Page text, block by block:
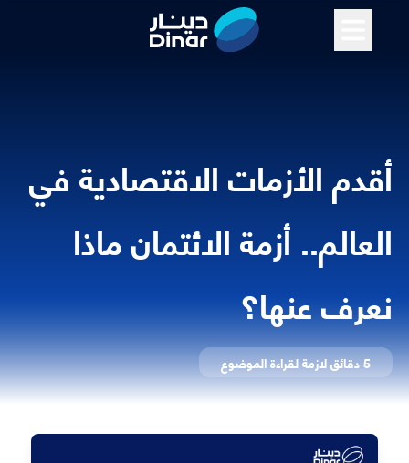
أقدم الأزمات الاقتصادية في
العالم.. أزمة الائتمان ماذا
نعرف عنها؟
5 دقائق لازمة لقراءة الموضوع